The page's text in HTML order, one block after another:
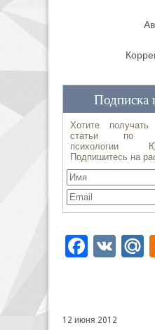
Facebook
VK
12 июня 2012